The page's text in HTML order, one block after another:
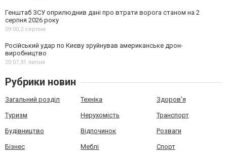
Генштаб ЗСУ оприлюднив дані про втрати ворога станом на 2
серпня 2026 року
09:00,2 серпня
Російський удар по Києву зруйнував американське дрон-
виробництво
20:07,31 липня
Рубрики новин
Загальний розділ Техніка Здоров'я
Туризм Нерухомість Транспорт
Будівництво Відпочинок Розваги
Бізнес Меблі Спорт